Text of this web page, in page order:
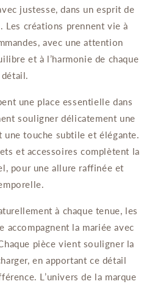
justesse, dans un esprit de
Les créations prennent vie à
avec une attention
et à l’harmonie de chaque
détail.
une place essentielle dans
souligner délicatement une
une touche subtile et élégante.
et accessoires complètent la
pour une allure raffinée et
à chaque tenue, les
accompagnent la mariée avec
pièce vient souligner la
en apportant ce détail
L’univers de la marque